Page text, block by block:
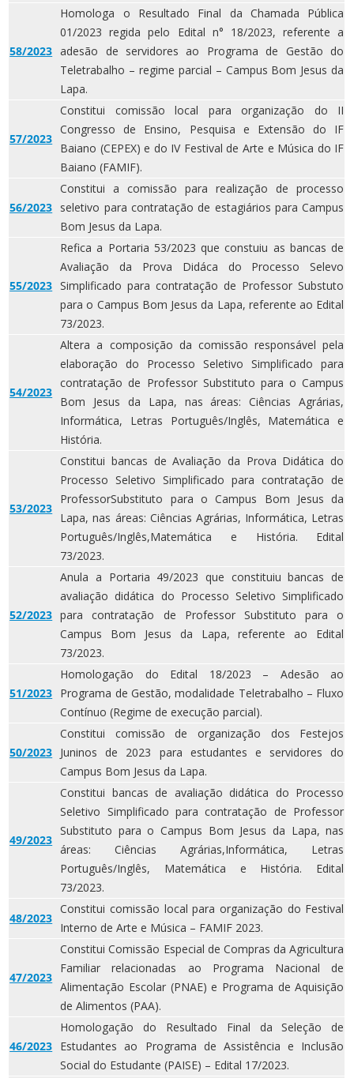
58/2023
Homologa o Resultado Final da Chamada Pública
01/2023 regida pelo Edital n° 18/2023, referente a
adesão de servidores ao Programa de Gestão do
Teletrabalho – regime parcial – Campus Bom Jesus da
Lapa.
57/2023
Constitui comissão local para organização do II
Congresso de Ensino, Pesquisa e Extensão do IF
Baiano (CEPEX) e do IV Festival de Arte e Música do IF
Baiano (FAMIF).
56/2023
Constitui a comissão para realização de processo
seletivo para contratação de estagiários para Campus
Bom Jesus da Lapa.
55/2023
Refica a Portaria 53/2023 que constuiu as bancas de
Avaliação da Prova Didáca do Processo Selevo
Simplificado para contratação de Professor Substuto
para o Campus Bom Jesus da Lapa, referente ao Edital
73/2023.
54/2023
Altera a composição da comissão responsável pela
elaboração do Processo Seletivo Simplificado para
contratação de Professor Substituto para o Campus
Bom Jesus da Lapa, nas áreas: Ciências Agrárias,
Informática, Letras Português/Inglês, Matemática e
História.
53/2023
Constitui bancas de Avaliação da Prova Didática do
Processo Seletivo Simplificado para contratação de
ProfessorSubstituto para o Campus Bom Jesus da
Lapa, nas áreas: Ciências Agrárias, Informática, Letras
Português/Inglês,Matemática e História. Edital
73/2023.
52/2023
Anula a Portaria 49/2023 que constituiu bancas de
avaliação didática do Processo Seletivo Simplificado
para contratação de Professor Substituto para o
Campus Bom Jesus da Lapa, referente ao Edital
73/2023.
51/2023
Homologação do Edital 18/2023 – Adesão ao
Programa de Gestão, modalidade Teletrabalho – Fluxo
Contínuo (Regime de execução parcial).
50/2023
Constitui comissão de organização dos Festejos
Juninos de 2023 para estudantes e servidores do
Campus Bom Jesus da Lapa.
49/2023
Constitui bancas de avaliação didática do Processo
Seletivo Simplificado para contratação de Professor
Substituto para o Campus Bom Jesus da Lapa, nas
áreas: Ciências Agrárias,Informática, Letras
Português/Inglês, Matemática e História. Edital
73/2023.
48/2023
Constitui comissão local para organização do Festival
Interno de Arte e Música – FAMIF 2023.
47/2023
Constitui Comissão Especial de Compras da Agricultura
Familiar relacionadas ao Programa Nacional de
Alimentação Escolar (PNAE) e Programa de Aquisição
de Alimentos (PAA).
46/2023
Homologação do Resultado Final da Seleção de
Estudantes ao Programa de Assistência e Inclusão
Social do Estudante (PAISE) – Edital 17/2023.